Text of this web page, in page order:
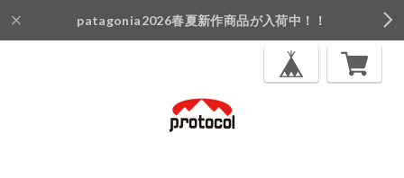
patagonia2026春夏新作商品が入荷中！！